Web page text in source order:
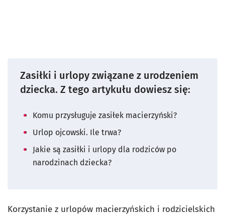
Zasiłki i urlopy związane z urodzeniem
dziecka. Z tego artykułu dowiesz się:
Komu przysługuje zasiłek macierzyński?
Urlop ojcowski. Ile trwa?
Jakie są zasiłki i urlopy dla rodziców po
narodzinach dziecka?
Korzystanie z urlopów macierzyńskich i rodzicielskich